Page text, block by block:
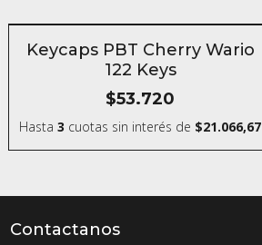
SIN STOCK
Keycaps PBT Cherry Wario
122 Keys
$53.720
Hasta 3 cuotas sin interés de $21.066,67
Contactanos